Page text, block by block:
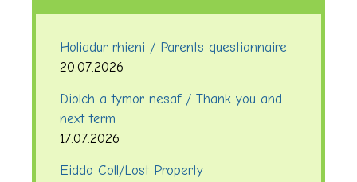
Holiadur rhieni / Parents questionnaire
20.07.2026
Diolch a tymor nesaf / Thank you and
next term
17.07.2026
Eiddo Coll/Lost Property